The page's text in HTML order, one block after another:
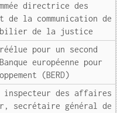
directrice des
la communication de
de la justice
réélue pour un second
européenne pour
(BERD)
inspecteur des affaires
secrétaire général de